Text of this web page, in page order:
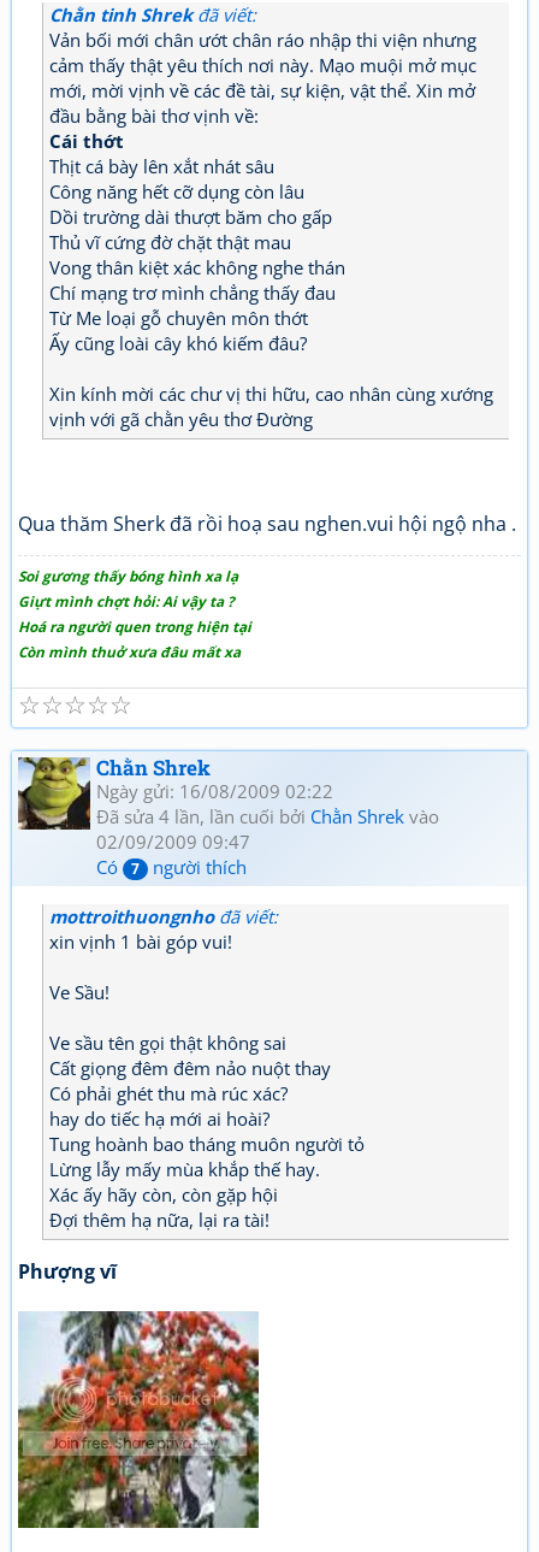
Chằn tinh Shrekđã viết:
Vản bối mới chân ướt chân ráo nhập thi viện nhưng
cảm thấy thật yêu thích nơi này. Mạo muội mở mục
mới, mời vịnh về các đề tài, sự kiện, vật thể. Xin mở
đầu bằng bài thơ vịnh về:
Cái thớt
Thịt cá bày lên xắt nhát sâu
Công năng hết cỡ dụng còn lâu
Dồi trường dài thượt băm cho gấp
Thủ vĩ cứng đờ chặt thật mau
Vong thân kiệt xác không nghe thán
Chí mạng trơ mình chẳng thấy đau
Từ Me loại gỗ chuyên môn thớt
Ấy cũng loài cây khó kiếm đâu?
Xin kính mời các chư vị thi hữu, cao nhân cùng xướng
vịnh với gã chằn yêu thơ Đường
Qua thăm Sherk đã rồi hoạ sau nghen.vui hội ngộ nha .
Soi gương thấy bóng hình xa lạ
Giựt mình chợt hỏi: Ai vậy ta ?
Hoá ra người quen trong hiện tại
Còn mình thuở xưa đâu mất xa
☆
☆
☆
☆
☆
Chằn Shrek
Ngày gửi: 16/08/2009 02:22
Đã sửa 4 lần, lần cuối bởi Chằn Shrek vào
02/09/2009 09:47
Có
7 người thích
mottroithuongnhođã viết:
xin vịnh 1 bài góp vui!
Ve Sầu!
Ve sầu tên gọi thật không sai
Cất giọng đêm đêm nảo nuột thay
Có phải ghét thu mà rúc xác?
hay do tiếc hạ mới ai hoài?
Tung hoành bao tháng muôn người tỏ
Lừng lẫy mấy mùa khắp thế hay.
Xác ấy hãy còn, còn gặp hội
Đợi thêm hạ nữa, lại ra tài!
Phượng vĩ